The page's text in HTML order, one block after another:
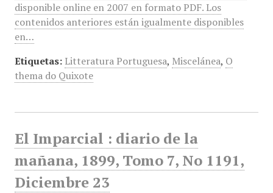
disponible online en 2007 en formato PDF. Los
contenidos anteriores están igualmente disponibles
en…
Etiquetas: Litteratura Portuguesa, Miscelánea, O
thema do Quixote
El Imparcial : diario de la
mañana, 1899, Tomo 7, No 1191,
Diciembre 23